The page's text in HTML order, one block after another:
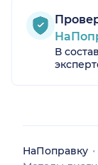
В
НаПоправку